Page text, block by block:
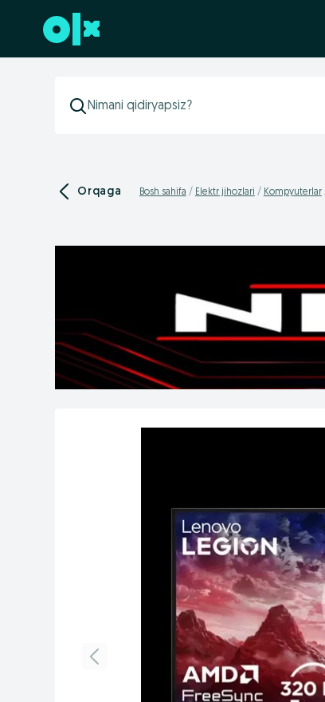
Futerga oʻtish
Orqaga Bosh sahifa Elektr jihozlari Kompyuterlar